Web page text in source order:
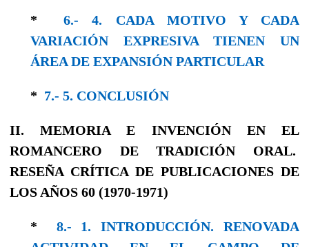
*6.- 4. CADA MOTIVO Y CADA
VARIACIÓN EXPRESIVA TIENEN UN
ÁREA DE EXPANSIÓN PARTICULAR
* 7.- 5. CONCLUSIÓN
II. MEMORIA E INVENCIÓN EN EL
ROMANCERO DE TRADICIÓN ORAL.
RESEÑA CRÍTICA DE PUBLICACIONES DE
LOS AÑOS 60 (1970-1971)
* 8.- 1. INTRODUCCIÓN. RENOVADA